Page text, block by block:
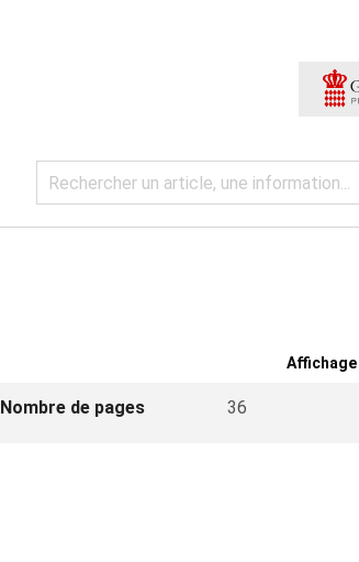
Affichage
Nombre de pages 36